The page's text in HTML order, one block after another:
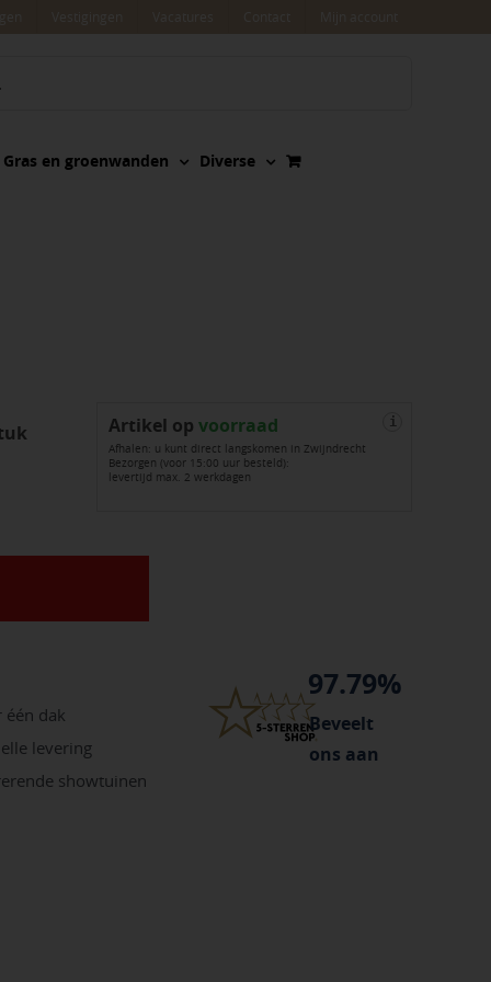
Gras en groenwanden Diverse
Artikel op voorraad
Afhalen: u kunt direct langskomen in Zwijndrecht
Bezorgen (voor 15:00 uur besteld):
levertijd max. 2 werkdagen
i
dak
levering
showtuinen
97.79%
Beveelt
ons aan